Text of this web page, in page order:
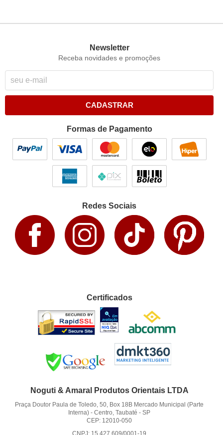
Newsletter
Receba novidades e promoções
CADASTRAR
Formas de Pagamento
Redes Sociais
Certificados
Noguti & Amaral Produtos Orientais LTDA
Praça Doutor Paula de Toledo, 50, Box 18B Mercado Municipal (Parte
Interna) -Centro, Taubaté -SP
CEP: 12010-050